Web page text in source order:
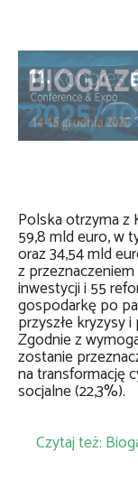
Polska otrzyma z
59,8 mld euro, w
oraz 34,54 mld
z
inwestycji i 55
gospodarkę po
przyszłe kryzysy
Zgodnie z
zostanie
na transformację
socjalne (22,3%).
Czytaj też: